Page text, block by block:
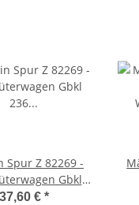
Spur Z 82269 -
Gbkl
236 (DB)
37,60 € *